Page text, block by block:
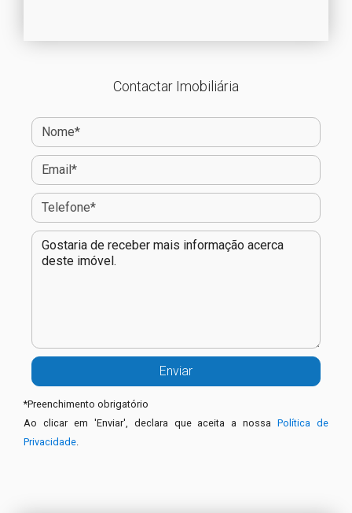
Contactar Imobiliária
*Preenchimento obrigatório
Ao clicar em 'Enviar', declara que aceita a nossaPolítica de
Privacidade